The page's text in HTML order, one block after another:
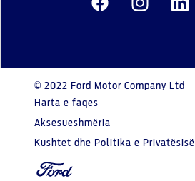
© 2022 Ford Motor Company Ltd
Harta e faqes
Aksesueshmëria
Kushtet dhe Politika e Privatësisë